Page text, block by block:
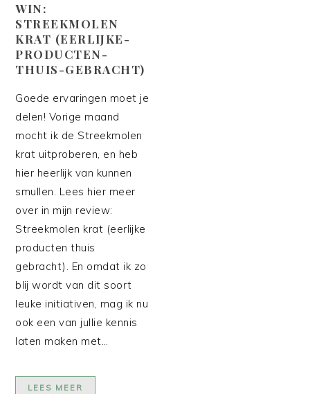
WIN:
STREEKMOLEN
KRAT (EERLIJKE-
PRODUCTEN-
THUIS-GEBRACHT)
Goede ervaringen moet je
delen! Vorige maand
mocht ik de Streekmolen
krat uitproberen, en heb
hier heerlijk van kunnen
smullen. Lees hier meer
over in mijn review:
Streekmolen krat (eerlijke
producten thuis
gebracht). En omdat ik zo
blij wordt van dit soort
leuke initiativen, mag ik nu
ook een van jullie kennis
laten maken met…
LEES MEER